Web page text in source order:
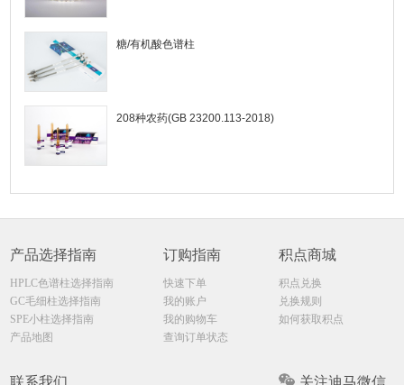
糖/有机酸色谱柱
208种农药(GB 23200.113-2018)
产品选择指南
HPLC色谱柱选择指南
GC毛细柱选择指南
SPE小柱选择指南
产品地图
订购指南
快速下单
我的账户
我的购物车
查询订单状态
积点商城
积点兑换
兑换规则
如何获取积点